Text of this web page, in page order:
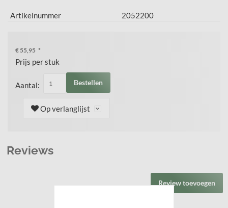
Artikelnummer 2052200
€ 55,95 *
Prijs per stuk
Aantal: Bestellen
Op verlanglijst
Reviews
Review toevoegen